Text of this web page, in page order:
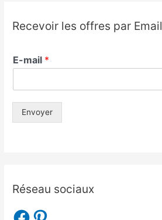
Recevoir les offres par Email
E-mail *
Envoyer
Réseau sociaux